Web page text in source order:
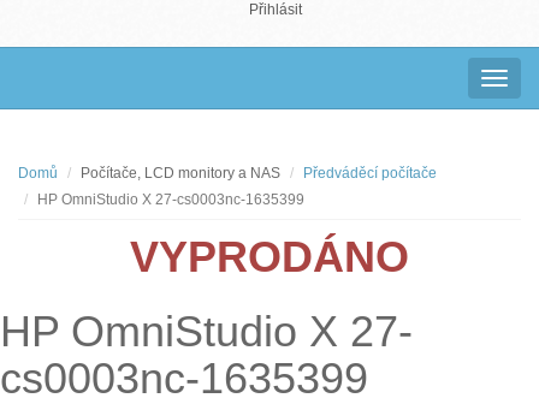
Přihlásit
Domů Počítače, LCD monitory a NAS
Předváděcí počítače
HP OmniStudio X 27-cs0003nc-1635399
VYPRODÁNO
HP OmniStudio X 27-
cs0003nc-1635399